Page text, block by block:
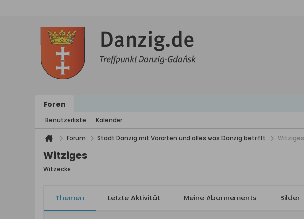
Foren
Benutzerliste Kalender
Forum Stadt Danzig mit Vororten und alles was Danzig betrifft Witziges
Witziges
Witzecke
Themen Letzte Aktivität Meine Abonnements Bilder